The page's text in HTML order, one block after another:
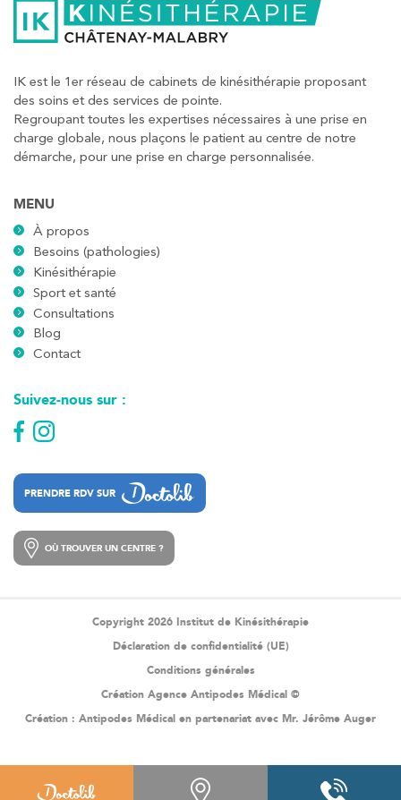
IK est le 1er réseau de cabinets de kinésithérapie proposant
des soins et des services de pointe.
Regroupant toutes les expertises nécessaires à une prise en
charge globale, nous plaçons le patient au centre de notre
démarche, pour une prise en charge personnalisée.
MENU
À propos
Besoins (pathologies)
Kinésithérapie
Sport et santé
Consultations
Blog
Contact
Suivez-nous sur :
PRENDRE RDV SUR
OÙ TROUVER UN CENTRE ?
Copyright 2026 Institut de Kinésithérapie
Déclaration de confidentialité (UE)
Conditions générales
Création Agence Antipodes Médical ©
Création : Antipodes Médical en partenariat avec Mr. Jérôme Auger